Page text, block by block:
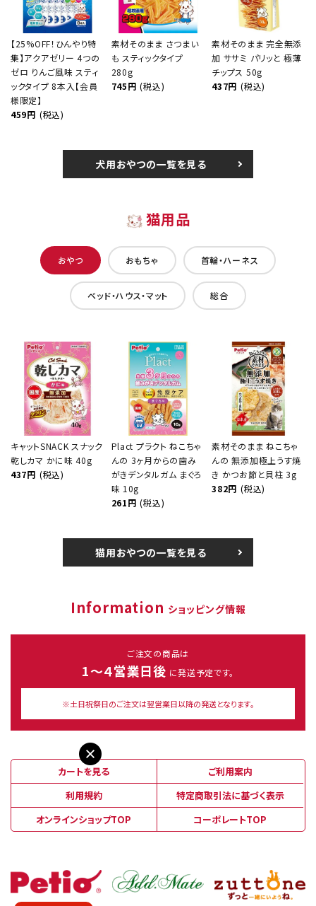
【25%OFF！ひんやり特
集】アクアゼリー 4つの
ゼロ りんご風味 スティ
ックタイプ 8本入【会員
様限定】
459円 (税込)
素材そのまま さつまい
も スティックタイプ
280g
745円 (税込)
素材そのまま 完全無添
加 ササミ パリッと 極薄
チップス 50g
437円 (税込)
犬用おやつの一覧を見る
猫用品
おやつ おもちゃ 首輪・ハーネス
ベッド・ハウス・マット 総合
キャットSNACK スナック
乾しカマ かに味 40g
437円 (税込)
Plact プラクト ねこちゃ
んの 3ヶ月からの歯み
がきデンタルガム まぐろ
味 10g
261円 (税込)
素材そのまま ねこちゃ
んの 無添加極上うす焼
き かつお節と貝柱 3g
382円 (税込)
猫用おやつの一覧を見る
Information ショッピング情報
ご注文の商品は
1～４営業日後 に発送予定です。
※土日祝祭日のご注文は翌営業日以降の発送となります。
カートを見る
ご利用案内
利用規約
特定商取引法に基づく表示
オンラインショップTOP
コーポレートTOP